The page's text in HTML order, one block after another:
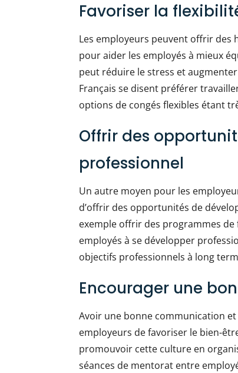
Favoriser la
Les employeurs peuvent offrir des
pour aider les employés à mieux
peut réduire le stress et
Français se disent préférer
options de congés flexibles étant
Offrir des
professionnel
Un autre moyen pour les
d’offrir des opportunités de
exemple offrir des programmes
employés à se développer
objectifs professionnels à long
Encourager une
Avoir une bonne communication
employeurs de favoriser le bien-
promouvoir cette culture en
séances de mentorat entre